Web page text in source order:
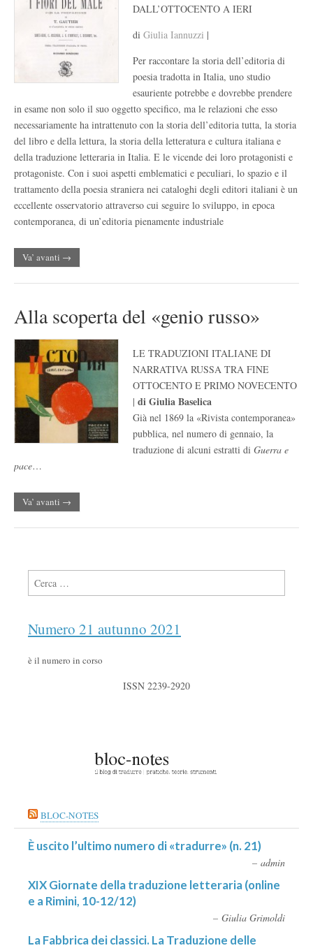
DALL’OTTOCENTO A IERI
di Giulia Iannuzzi |
Per raccontare la storia dell’editoria di
poesia tradotta in Italia, uno studio
esauriente potrebbe e dovrebbe prendere
in esame non solo il suo oggetto specifico, ma le relazioni che esso
necessariamente ha intrattenuto con la storia dell’editoria tutta, la storia
del libro e della lettura, la storia della letteratura e cultura italiana e
della traduzione letteraria in Italia. E le vicende dei loro protagonisti e
protagoniste. Con i suoi aspetti emblematici e peculiari, lo spazio e il
trattamento della poesia straniera nei cataloghi degli editori italiani è un
eccellente osservatorio attraverso cui seguire lo sviluppo, in epoca
contemporanea, di un’editoria pienamente industriale
Va’ avanti →
Alla scoperta del «genio russo»
LE TRADUZIONI ITALIANE DI
NARRATIVA RUSSA TRA FINE
OTTOCENTO E PRIMO NOVECENTO
| di Giulia Baselica
Già nel 1869 la «Rivista contemporanea»
pubblica, nel numero di gennaio, la
traduzione di alcuni estratti di Guerra e
pace…
Va’ avanti →
Ricerca per:
Numero 21 autunno 2021
è il numero in corso
ISSN 2239-2920
BLOC-NOTES
È uscito l’ultimo numero di «tradurre» (n. 21)
admin
XIX Giornate della traduzione letteraria (online
e a Rimini, 10-12/12)
Giulia Grimoldi
La Fabbrica dei classici. La Traduzione delle